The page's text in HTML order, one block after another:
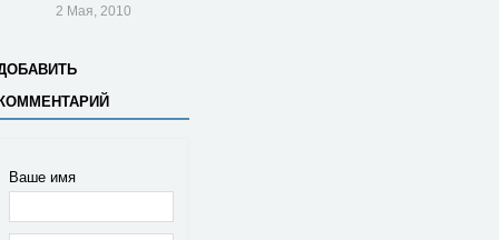
2 Мая, 2010
Ваше имя